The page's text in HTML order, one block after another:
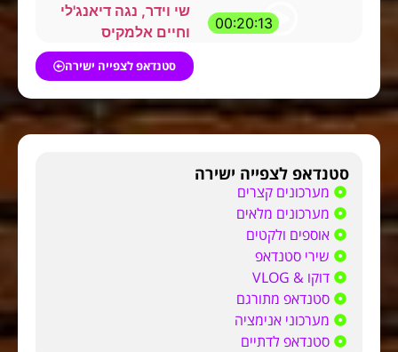
00:20:13
שי וידר, נגה דיאנג'לי
וחיים אלמקיס
סטנדאפ לצפייה ישירה
סטנדאפ לצפייה ישירה
מערכונים קצרים
מערכונים מלאים
אוספים ולקטים
שירי סטנדאפ
דוקו & VLOG
סטנדאפ מתורגם
מערכוני אנימציה
סטנדאפ לדתיים